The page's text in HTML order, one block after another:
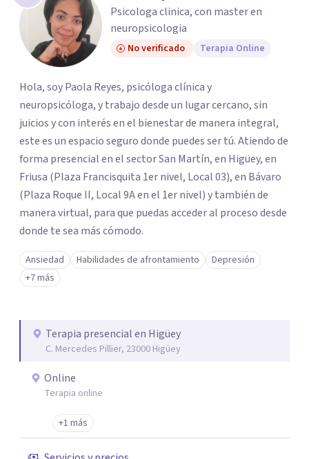
Psicologa clinica, con master en
neuropsicologia
No verificado Terapia Online
Hola, soy Paola Reyes, psicóloga clínica y
neuropsicóloga, y trabajo desde un lugar cercano, sin
juicios y con interés en el bienestar de manera integral,
este es un espacio seguro donde puedes ser tú. Atiendo de
forma presencial en el sector San Martín, en Higüey, en
Friusa (Plaza Francisquita 1er nivel, Local 03), en Bávaro
(Plaza Roque II, Local 9A en el 1er nivel) y también de
manera virtual, para que puedas acceder al proceso desde
donde te sea más cómodo.
Ansiedad Habilidades de afrontamiento
Depresión
+7 más
Terapia presencial en Higüey
C. Mercedes Pillier, 23000 Higüey
Online
Terapia online
+1 más